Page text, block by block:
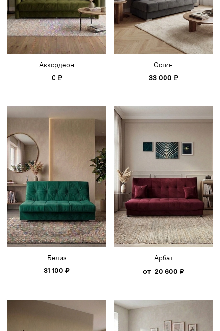
Аккордеон
0 ₽
Остин
33 000 ₽
Белиз
31 100 ₽
Арбат
от 20 600 ₽